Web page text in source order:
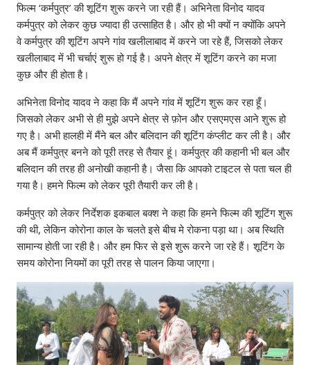
फिल्म ‘कर्मपुत्र’ की शूटिंग शुरू करने जा रही हैं। अभिनेता विनोद यादव
कर्मपुत्र को लेकर कुछ ज्यादा ही उत्साहित है। और हो भी क्यों न क्योंकि अपने
वे कर्मपुत्र की शूटिंग अपने गांव खलीलाबाद में करने जा रहे हैं, जिसको लेकर
खलीलाबाद में भी चर्चाएं शुरू हो गई है। अपने क्षेत्र में शूटिंग करने का मजा
कुछ और ही होता है।
अभिनेता विनोद यादव ने कहा कि मैं अपने गांव में शूटिंग शुरू कर रहा हूँ।
जिसको लेकर अभी से ही मुझे अपने क्षेत्र से फ़ोन और एसएमएस आने शुरू हो
गए है। अभी हालही में मैंने बल और बलिदान की शूटिंग कंप्लीट कर ली है। और
अब मैं कर्मपुत्र बनने को पूरी तरह से तैयार हूं। कर्मपुत्र की कहानी भी बल और
बलिदान की तरह ही अनोखी कहानी है। जैसा कि आपको टाइटल से पता चल ही
गया है। हमने फिल्म को लेकर पूरी तैयारी कर ली है।
कर्मपुत्र को लेकर निर्देशक इकबाल बक्श ने कहा कि हमने फिल्म की शूटिंग शुरू
की थी, लेकिन कोरोना काल के चलते इसे बीच मे रोकना पड़ा था। अब स्थिति
सामान्य होती जा रही है। और हम फिर से इसे शुरू करने जा रहे हैं। शूटिंग के
समय कोरोना नियमों का पूरी तरह से पालन किया जाएगा।